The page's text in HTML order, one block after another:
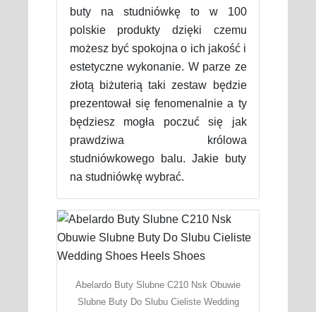
buty na studniówkę to w 100
polskie produkty dzięki czemu
możesz być spokojna o ich jakość i
estetyczne wykonanie. W parze ze
złotą biżuterią taki zestaw będzie
prezentował się fenomenalnie a ty
będziesz mogła poczuć się jak
prawdziwa królowa
studniówkowego balu. Jakie buty
na studniówkę wybrać.
Abelardo Buty Slubne C210 Nsk Obuwie
Slubne Buty Do Slubu Cieliste Wedding